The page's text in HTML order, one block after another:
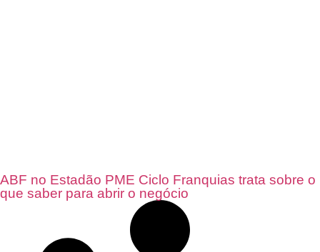
ABF no Estadão PME Ciclo Franquias trata sobre o
que saber para abrir o negócio